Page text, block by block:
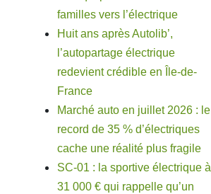
familles vers l’électrique
Huit ans après Autolib’,
l’autopartage électrique
redevient crédible en Île-de-
France
Marché auto en juillet 2026 : le
record de 35 % d’électriques
cache une réalité plus fragile
SC-01 : la sportive électrique à
31 000 € qui rappelle qu’un